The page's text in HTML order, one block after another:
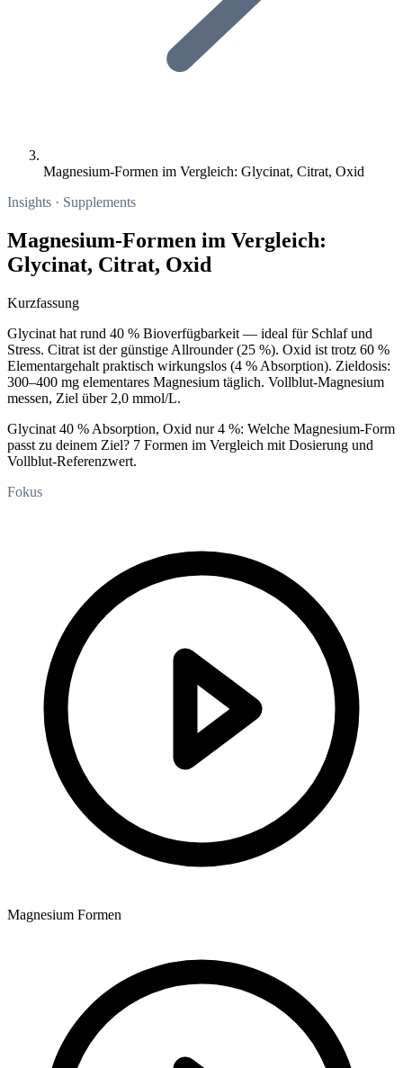
Magnesium-Formen im Vergleich: Glycinat, Citrat, Oxid
Insights · Supplements
Magnesium-Formen im Vergleich:
Glycinat, Citrat, Oxid
Kurzfassung
Glycinat hat rund 40 % Bioverfügbarkeit — ideal für Schlaf und
Stress. Citrat ist der günstige Allrounder (25 %). Oxid ist trotz 60 %
Elementargehalt praktisch wirkungslos (4 % Absorption). Zieldosis:
300–400 mg elementares Magnesium täglich. Vollblut-Magnesium
messen, Ziel über 2,0 mmol/L.
Glycinat 40 % Absorption, Oxid nur 4 %: Welche Magnesium-Form
passt zu deinem Ziel? 7 Formen im Vergleich mit Dosierung und
Vollblut-Referenzwert.
Fokus
Magnesium Formen